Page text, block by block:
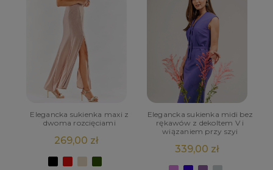
Elegancka sukienka maxi z
dwoma rozcięciami
269,00 zł
Elegancka sukienka midi bez
rękawów z dekoltem V i
wiązaniem przy szyi
339,00 zł